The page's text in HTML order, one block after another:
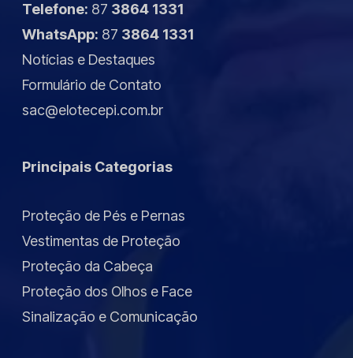
Telefone: 87 3864 1331
WhatsApp: 87 3864 1331
Notícias e Destaques
Formulário de Contato
sac@elotecepi.com.br
Principais Categorias
Proteção de Pés e Pernas
Vestimentas de Proteção
Proteção da Cabeça
Proteção dos Olhos e Face
Sinalização e Comunicação